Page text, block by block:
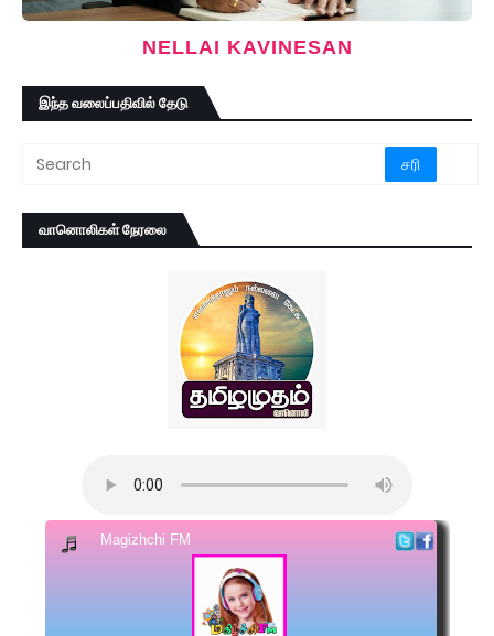
NELLAI KAVINESAN
இந்த வலைப்பதிவில் தேடு
வானொலிகள் நேரலை